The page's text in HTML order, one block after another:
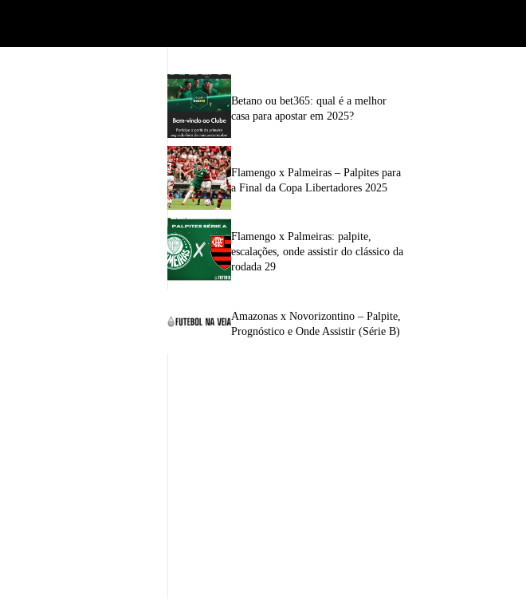
Betano ou bet365: qual é a melhor
casa para apostar em 2025?
Flamengo x Palmeiras – Palpites para
a Final da Copa Libertadores 2025
Flamengo x Palmeiras: palpite,
escalações, onde assistir do clássico da
rodada 29
Amazonas x Novorizontino – Palpite,
Prognóstico e Onde Assistir (Série B)